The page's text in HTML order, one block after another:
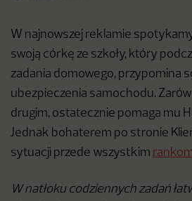
W najnowszej reklamie
swoją córkę ze szkoły, który
zadania domowego, przypomina
ubezpieczenia samochodu.
drugim, ostatecznie pomaga mu
Jednak bohaterem po stronie
sytuacji przede wszystkim
W natłoku codziennych zadań